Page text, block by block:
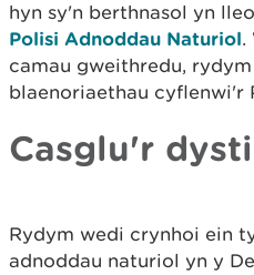
hyn sy'n berthnasol yn
Polisi Adnoddau Naturiol.
camau gweithredu,
blaenoriaethau cyflenwi'r
Casglu'r
Rydym wedi crynhoi ein
adnoddau naturiol yn y